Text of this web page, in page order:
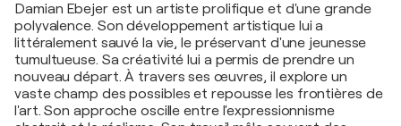
Damian Ebejer est un artiste prolifique et d'une grande
polyvalence. Son développement artistique lui a
littéralement sauvé la vie, le préservant d'une jeunesse
tumultueuse. Sa créativité lui a permis de prendre un
nouveau départ. À travers ses œuvres, il explore un
vaste champ des possibles et repousse les frontières de
l'art. Son approche oscille entre l'expressionnisme